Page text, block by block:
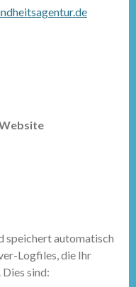
speichert automatisch
Logfiles, die Ihr
sind: